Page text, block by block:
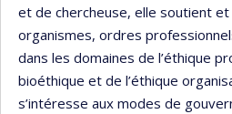
et de chercheuse, elle soutient
organismes, ordres
dans les domaines de l’éthique
bioéthique et de l’éthique
s’intéresse aux modes de